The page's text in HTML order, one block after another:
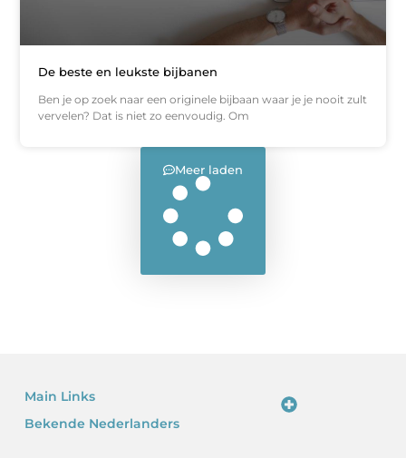
De beste en leukste bijbanen
Ben je op zoek naar een originele bijbaan waar je je nooit zult
vervelen? Dat is niet zo eenvoudig. Om
Meer laden
Main Links
Bekende Nederlanders